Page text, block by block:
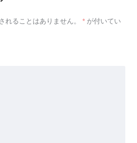
れることはありません。 * が付いてい